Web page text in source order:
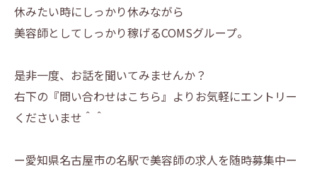
休みたい時にしっかり休みながら
美容師としてしっかり稼げるCOMSグループ。
是非一度、お話を聞いてみませんか？
右下の『問い合わせはこちら』よりお気軽にエントリー
くださいませ＾＾
ー愛知県名古屋市の名駅で美容師の求人を随時募集中ー